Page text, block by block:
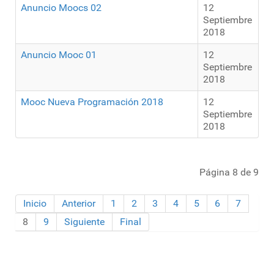
Anuncio Moocs 02
12
Septiembre
2018
Anuncio Mooc 01
12
Septiembre
2018
Mooc Nueva Programación 2018
12
Septiembre
2018
Página 8 de 9
Inicio Anterior 1 2 3 4 5 6
7
8
9 Siguiente Final